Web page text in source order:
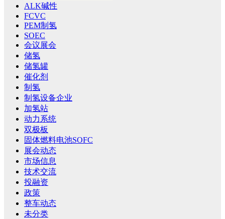
ALK碱性
FCVC
PEM制氢
SOEC
会议展会
储氢
储氢罐
催化剂
制氢
制氢设备企业
加氢站
动力系统
双极板
固体燃料电池SOFC
展会动态
市场信息
技术交流
投融资
政策
整车动态
未分类